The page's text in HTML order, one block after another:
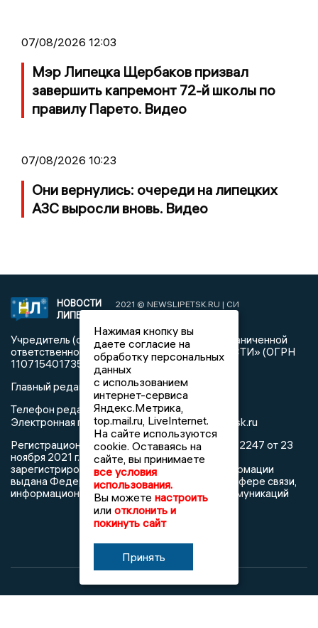
07/08/2026 12:03
Мэр Липецка Щербаков призвал
завершить капремонт 72-й школы по
правилу Парето. Видео
07/08/2026 10:23
Они вернулись: очереди на липецких
АЗС выросли вновь. Видео
НОВОСТИ
ЛИПЕЦКА
2021 © NEWSLIPETSK.RU | СИ
Учредитель (соучредители): Общество с ограниченной
ответственностью «РЕГИОНАЛЬНЫЕ НОВОСТИ» (ОГРН
1107154017354)
Главный редактор: Герцог Е.Г.
Телефон редакции: +7 903 699 9427
Электронная почта редакции:info@newslipetsk.ru
Регистрационный номер: серия Эл № ФС77-82247 от 23
ноября 2021 г. согласно выписке из реестра
зарегистрированных средств массовой информации
выдана Федеральной службой по надзору в сфере связи,
информационных технологий и массовых коммуникаций
Нажимая кнопку вы
даете согласие на
обработку персональных
данных
с использованием
интернет-сервиса
Яндекс.Метрика,
top.mail.ru, LiveInternet.
На сайте используются
cookie. Оставаясь на
сайте, вы принимаете
все условия
использования.
Вы можете настроить
или отклонить и
покинуть сайт
Принять